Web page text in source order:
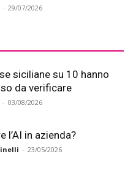
- 29/07/2026
siciliane su 10 hanno
da verificare
- 03/08/2026
l’AI in azienda?
- 23/05/2026